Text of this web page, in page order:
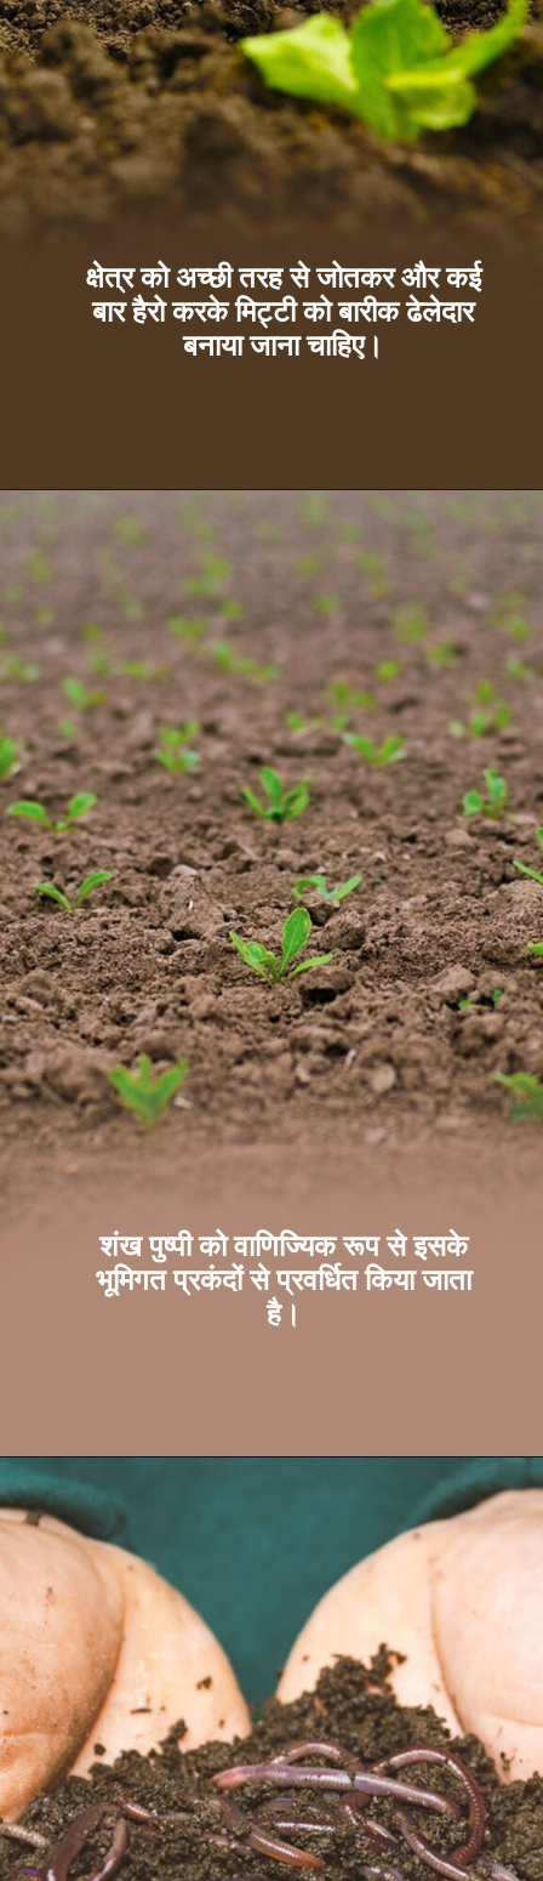
क्षेत्र को अच्छी तरह से जोतकर और कई
बार हैरो करके मिट्टी को बारीक ढेलेदार
बनाया जाना चाहिए।
शंख पुष्पी को वाणिज्यिक रूप से इसके
भूमिगत प्रकंदों से प्रवर्धित किया जाता
है।